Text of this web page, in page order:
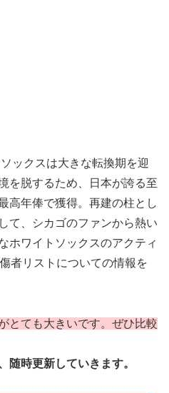
ックスは大きな転換期を迎
を脱するため、日本が誇る至
高年俸で獲得。再建の柱とし
て、シカゴのファンから熱い
ホワイトソックスのアクティ
者リストについての情報を
とても大きいです。ぜひ比較
随時更新していきます。